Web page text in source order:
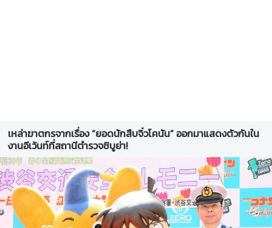
เหล่าฆาตกรจากเรื่อง “ยอดนักสืบจิ๋วโคนัน” ออกมาแสดงตัวกันใน
งานอีเว้นท์ที่สถานีตำรวจชิบูย่า!